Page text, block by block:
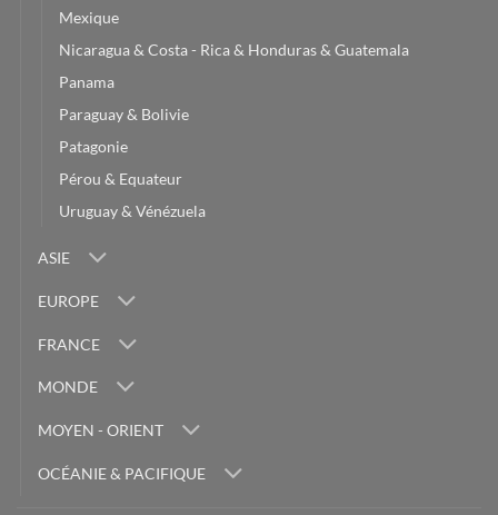
Mexique
Nicaragua & Costa - Rica & Honduras & Guatemala
Panama
Paraguay & Bolivie
Patagonie
Pérou & Equateur
Uruguay & Vénézuela
ASIE
EUROPE
FRANCE
MONDE
MOYEN - ORIENT
OCÉANIE & PACIFIQUE